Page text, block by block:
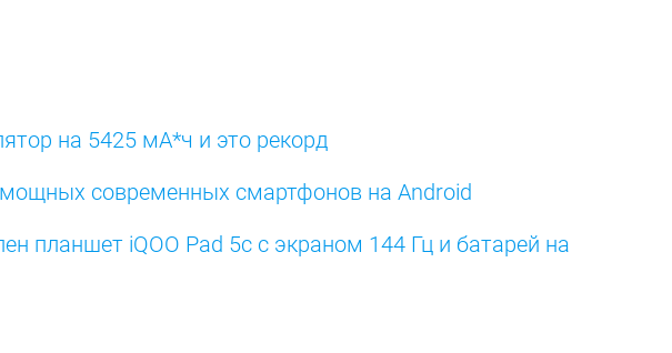
на 5425 мА*ч и это рекорд
современных смартфонов на Android
планшет iQOO Pad 5c с экраном 144 Гц и батарей на